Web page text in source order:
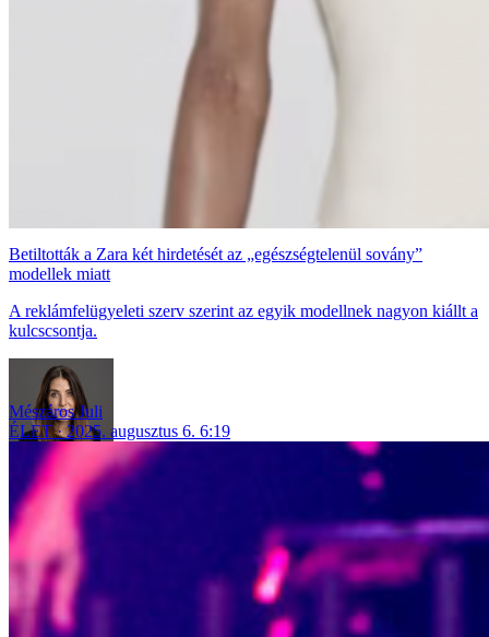
Betiltották a Zara két hirdetését az „egészségtelenül sovány”
modellek miatt
A reklámfelügyeleti szerv szerint az egyik modellnek nagyon kiállt a
kulcscsontja.
Mészáros Juli
ÉLET
2025. augusztus 6. 6:19